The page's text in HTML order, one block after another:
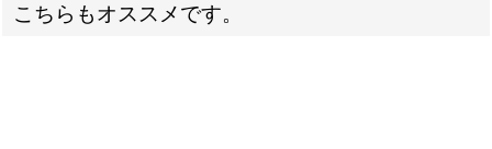
こちらもオススメです。